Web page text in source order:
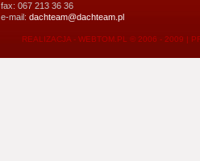
fax: 067 213 36 36
e-mail: dachteam@dachteam.pl
REALIZACJA - WEBTOM.PL © 2006 - 2009 |